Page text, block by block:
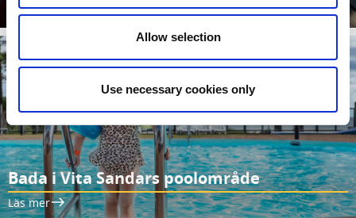
Allow selection
Use necessary cookies only
Läs mer
Bada i Vita Sandars poolområde
Läs mer